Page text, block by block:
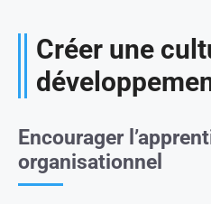
Créer une
Encourager
organisationnel